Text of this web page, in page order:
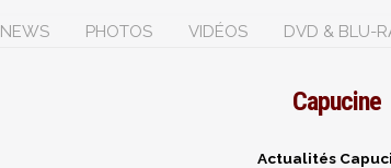
NEWS PHOTOS VIDÉOS DVD & BLU-
Capucine
Actualités